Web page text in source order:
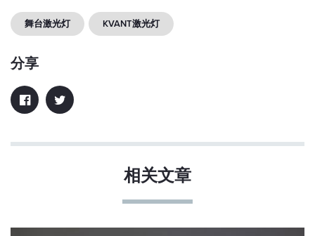
舞台激光灯 KVANT激光灯
分享
相关文章